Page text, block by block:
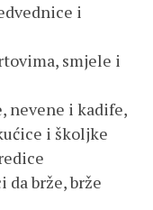
i
smjele i
nevene i kadife,
i školjke
da brže, brže